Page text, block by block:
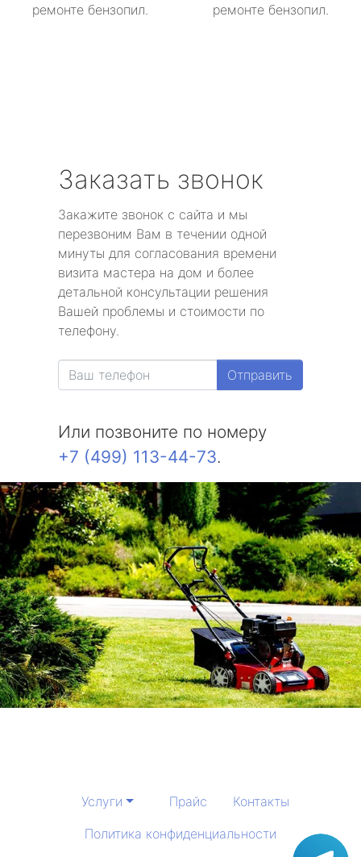
ремонте бензопил.
ремонте бензопил.
Заказать звонок
Закажите звонок с сайта и мы
перезвоним Вам в течении одной
минуты для согласования времени
визита мастера на дом и более
детальной консультации решения
Вашей проблемы и стоимости по
телефону.
Отправить
Или позвоните по номеру
+7 (499) 113-44-73.
Услуги Прайс
Контакты
Политика конфиденциальности